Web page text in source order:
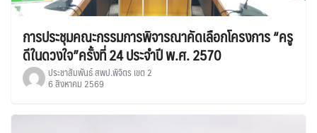
การประชุมคณะกรรมการพิจารณาคัดเลือกโครงการ “ครู
ดีในดวงใจ”ครั้งที่ 24 ประจำปี พ.ศ. 2570
ประชาสัมพันธ์ สพป.พิจิตร เขต 2
6 สิงหาคม 2569